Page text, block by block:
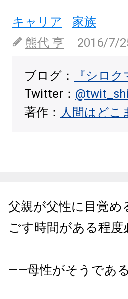
キャリア
家族
熊代 亨
2016/7/
ブログ：
『シロク
Twitter：
著作： 人間はどこ
父親が父性に目覚
ごす時間がある程度
――母性がそうであ